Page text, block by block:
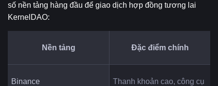
số nền tảng hàng đầu để giao dịch hợp đồng tương lai
KernelDAO:
Nền tảng Đặc điểm chính
Binance
Thanh khoản cao, công cụ